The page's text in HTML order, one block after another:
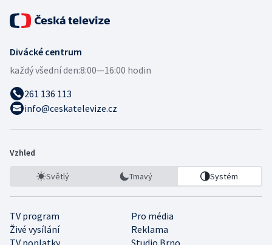
Divácké centrum
každý všední den:8:00—16:00 hodin
261 136 113
info@ceskatelevize.cz
Vzhled
Světlý Tmavý Systém
TV program
Pro média
Živé vysílání
Reklama
TV poplatky
Studio Brno